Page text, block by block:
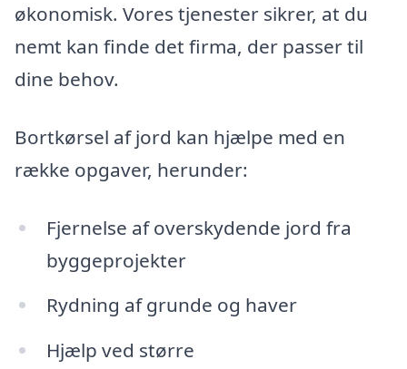
økonomisk. Vores tjenester sikrer, at du
nemt kan finde det firma, der passer til
dine behov.
Bortkørsel af jord kan hjælpe med en
række opgaver, herunder:
Fjernelse af overskydende jord fra
byggeprojekter
Rydning af grunde og haver
Hjælp ved større